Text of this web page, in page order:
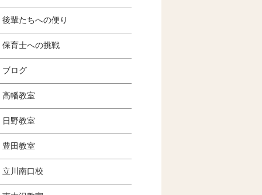
後輩たちへの便り
保育士への挑戦
ブログ
高幡教室
日野教室
豊田教室
立川南口校